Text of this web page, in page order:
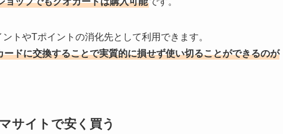
トやTポイントの消化先として利用できます。
ードに交換することで実質的に損せず使い切ることができるのが
サイトで安く買う